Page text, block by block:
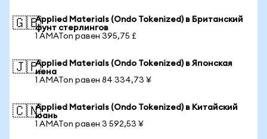
🇬🇧Applied Materials (Ondo Tokenized) в Британский
фунт стерлингов
1 AMATon равен 395,75 £
🇯🇵Applied Materials (Ondo Tokenized) в Японская
иена
1 AMATon равен 84 334,73 ¥
🇨🇳Applied Materials (Ondo Tokenized) в Китайский
юань
1 AMATon равен 3 592,53 ¥